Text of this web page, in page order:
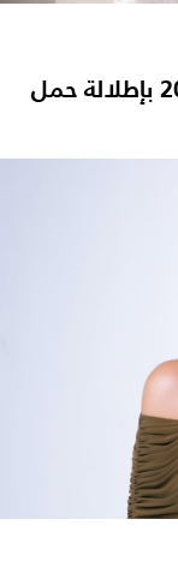
ليلى زاهر تكسر القواعد في كان 2026 بإطلالة حمل